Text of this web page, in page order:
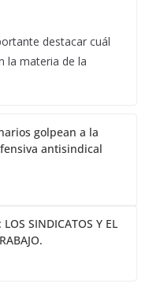
destacar cuál
la materia de la
golpean a la
antisindical
SINDICATOS Y EL